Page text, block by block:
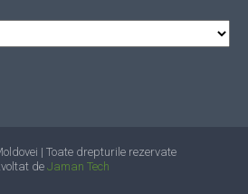
| Toate drepturile rezervate
de Jaman Tech